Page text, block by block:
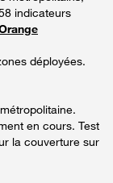
indicateurs
déployées.
en cours. Test
la couverture sur